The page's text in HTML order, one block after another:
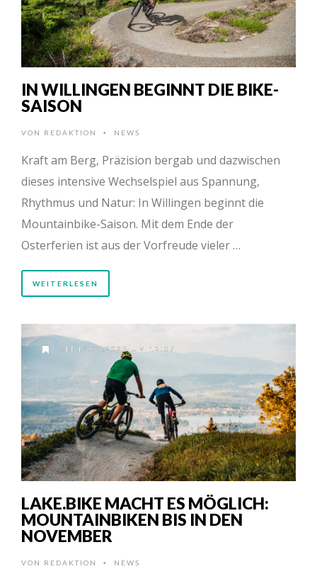
IN WILLINGEN BEGINNT DIE BIKE-
SAISON
VON REDAKTION • NEWS
Kraft am Berg, Präzision bergab und dazwischen
dieses intensive Wechselspiel aus Spannung,
Rhythmus und Natur: In Willingen beginnt die
Mountainbike-Saison. Mit dem Ende der
Osterferien ist aus der Vorfreude vieler …
WEITERLESEN
AM 16.09.2025 UM 12:37
LAKE.BIKE MACHT ES MÖGLICH:
MOUNTAINBIKEN BIS IN DEN
NOVEMBER
VON REDAKTION • NEWS